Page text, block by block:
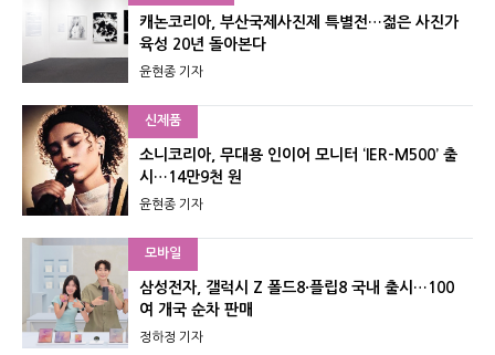
캐논코리아, 부산국제사진제 특별전…젊은 사진가
육성 20년 돌아본다
윤현종 기자
신제품
소니코리아, 무대용 인이어 모니터 ‘IER-M500’ 출
시…14만9천 원
윤현종 기자
모바일
삼성전자, 갤럭시 Z 폴드8·플립8 국내 출시…100
여 개국 순차 판매
정하정 기자